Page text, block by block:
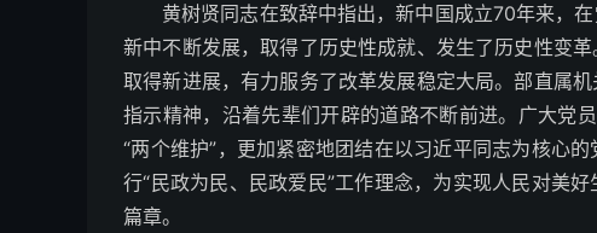
黄树贤同志在致辞中指出，新中国成立70年来，
新中不断发展，取得了历史性成就、发生了历史性变
取得新进展，有力服务了改革发展稳定大局。部直属
指示精神，沿着先辈们开辟的道路不断前进。广大党
“两个维护”，更加紧密地团结在以习近平同志为核心
行“民政为民、民政爱民”工作理念，为实现人民对美
篇章。